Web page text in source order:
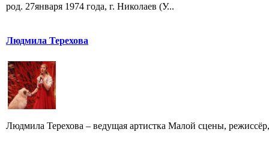
род. 27января 1974 года, г. Николаев (У...
Людмила Терехова
Людмила Терехова – ведущая артистка Малой сцены,